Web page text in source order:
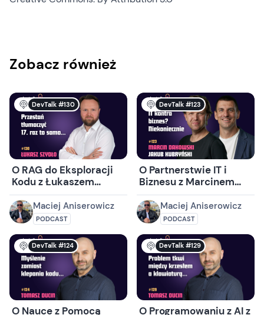
Zobacz również
DevTalk #130
O RAG do Eksploracji
Kodu z Łukaszem
Szydło
Maciej Aniserowicz
PODCAST
DevTalk #123
O Partnerstwie IT i
Biznesu z Marcinem
Dakowskim i Jakubem
Kubryńskim
Maciej Aniserowicz
PODCAST
DevTalk #124
O Nauce z Pomocą
DevTalk #129
O Programowaniu z AI z